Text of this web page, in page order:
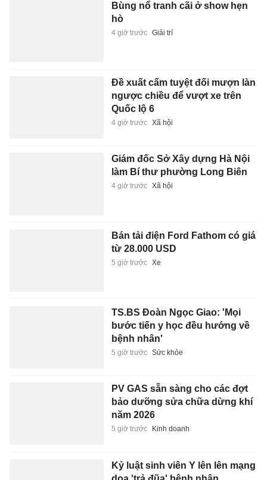
Bùng nổ tranh cãi ở show hẹn
hò
4 giờ trước Giải trí
Đề xuất cấm tuyệt đối mượn làn
ngược chiều để vượt xe trên
Quốc lộ 6
4 giờ trước Xã hội
Giám đốc Sở Xây dựng Hà Nội
làm Bí thư phường Long Biên
4 giờ trước Xã hội
Bán tải điện Ford Fathom có giá
từ 28.000 USD
5 giờ trước Xe
TS.BS Đoàn Ngọc Giao: 'Mọi
bước tiến y học đều hướng về
bệnh nhân'
5 giờ trước Sức khỏe
PV GAS sẵn sàng cho các đợt
bảo dưỡng sửa chữa dừng khí
năm 2026
5 giờ trước Kinh doanh
Kỷ luật sinh viên Y lên lên mạng